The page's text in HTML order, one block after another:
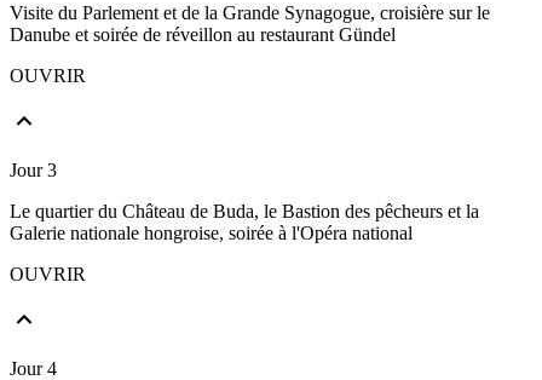
Visite du Parlement et de la Grande Synagogue, croisière sur le
Danube et soirée de réveillon au restaurant Gündel
OUVRIR
Jour 3
Le quartier du Château de Buda, le Bastion des pêcheurs et la
Galerie nationale hongroise, soirée à l'Opéra national
OUVRIR
Jour 4